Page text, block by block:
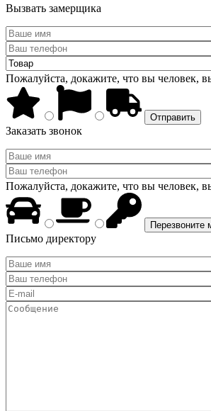
Вызвать замерщика
Пожалуйста, докажите, что вы человек,
Заказать звонок
Пожалуйста, докажите, что вы человек,
Письмо директору